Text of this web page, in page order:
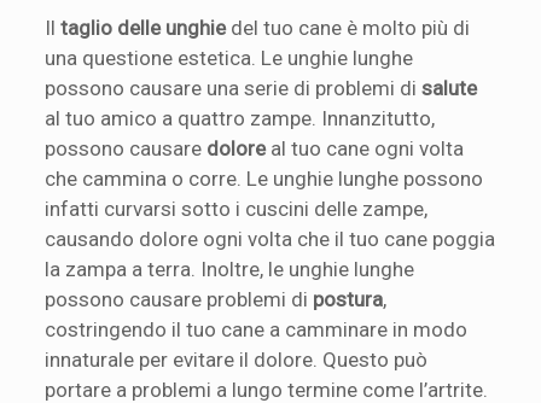
Iltaglio delle unghiedel tuo cane è molto più di
una questione estetica. Le unghie lunghe
possono causare una serie di problemi disalute
al tuo amico a quattro zampe. Innanzitutto,
possono causare doloreal tuo cane ogni volta
che cammina o corre. Le unghie lunghe possono
infatti curvarsi sotto i cuscini delle zampe,
causando dolore ogni volta che il tuo cane poggia
la zampa a terra. Inoltre, le unghie lunghe
possono causare problemi di postura,
costringendo il tuo cane a camminare in modo
innaturale per evitare il dolore. Questo può
portare a problemi a lungo termine come l’artrite.